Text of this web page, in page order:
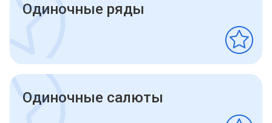
Одиночные ряды
Одиночные салюты